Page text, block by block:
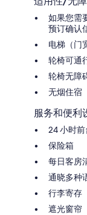
如果您需
预订确认
电梯（门
轮椅可通
轮椅无障
无烟住宿
服务和便利
24 小时
保险箱
每日客房
通晓多种
行李寄存
遮光窗帘